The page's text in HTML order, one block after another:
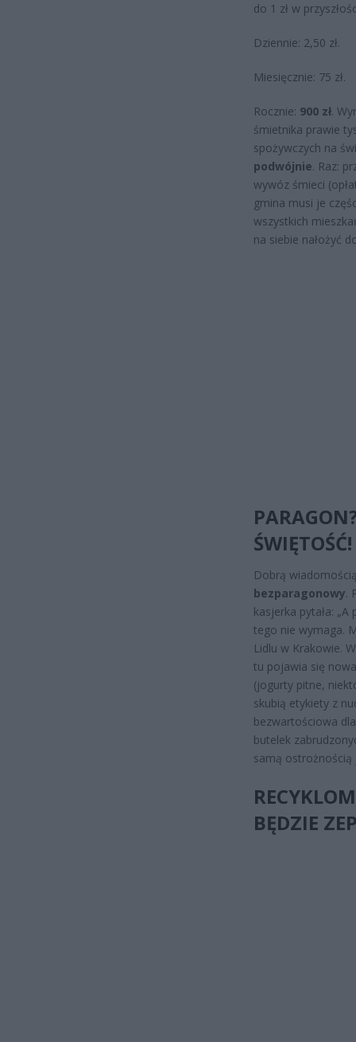
do 1 zł w
Dziennie: 2,50 zł.
Miesięcznie: 75 zł.
Rocznie: 900 zł.
śmietnika prawie
spożywczych na
podwójnie. Raz:
wywóz śmieci
gmina musi je
wszystkich
na siebie nałożyć
ŚWIĘTOŚĆ!
Dobrą
bezparagonowy.
kasjerka pytała:
tego nie wymaga.
Lidlu w Krakowie.
tu pojawia się
(jogurty pitne,
skubią etykiety z
bezwartościowa
butelek
samą
BĘDZIE